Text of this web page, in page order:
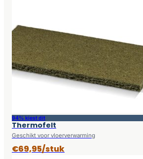
94% kiest dit
Thermofelt
Geschikt voor vloerverwarming
€69,95/stuk